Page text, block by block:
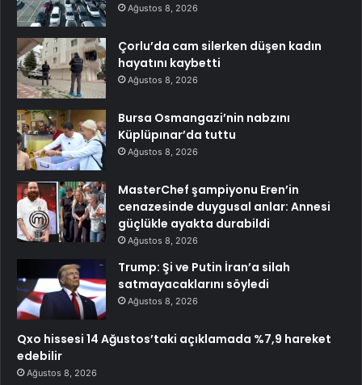
Ağustos 8, 2026
Çorlu’da cam silerken düşen kadın
hayatını kaybetti
Ağustos 8, 2026
Bursa Osmangazi’nin nabzını
Küplüpınar’da tuttu
Ağustos 8, 2026
MasterChef şampiyonu Eren’in
cenazesinde duygusal anlar: Annesi
güçlükle ayakta durabildi
Ağustos 8, 2026
Trump: Şi ve Putin İran’a silah
satmayacaklarını söyledi
Ağustos 8, 2026
Qxo hissesi 14 Ağustos’taki açıklamada %7,9 hareket
edebilir
Ağustos 8, 2026